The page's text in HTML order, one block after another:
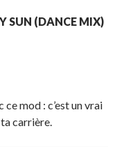
SUN (DANCE MIX)
mod : c’est un vrai
carrière.